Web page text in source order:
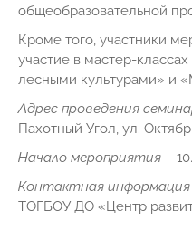
общеобразовательной
Кроме того, участники
участие в мастер-
лесными культурами» и
Адрес проведения
Пахотный Угол, ул.
Начало мероприятия –
Контактная информация
ТОГБОУ ДО «Центр